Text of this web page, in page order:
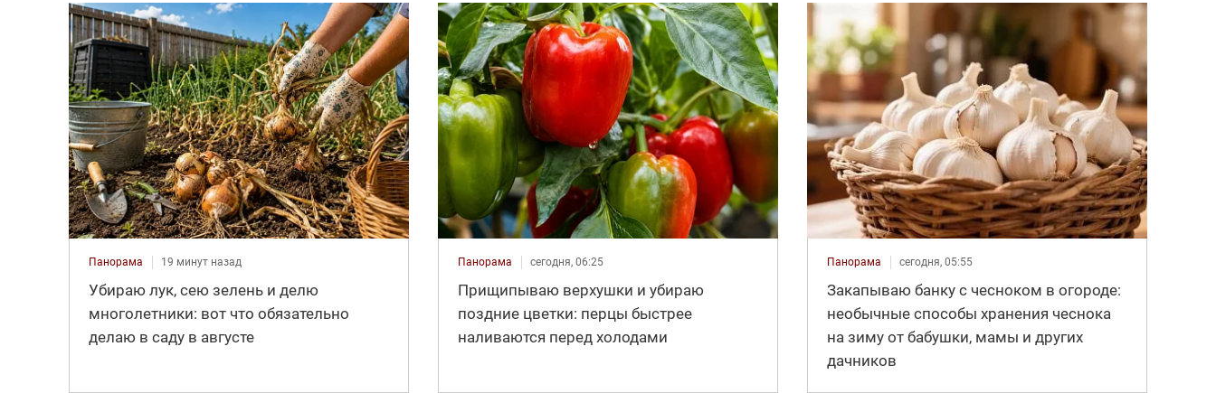
Панорама 19 минут назад
Убираю лук, сею зелень и делю
многолетники: вот что обязательно
делаю в саду в августе
Панорама сегодня, 06:25
Прищипываю верхушки и убираю
поздние цветки: перцы быстрее
наливаются перед холодами
Панорама сегодня, 05:55
Закапываю банку с чесноком в огороде:
необычные способы хранения чеснока
на зиму от бабушки, мамы и других
дачников